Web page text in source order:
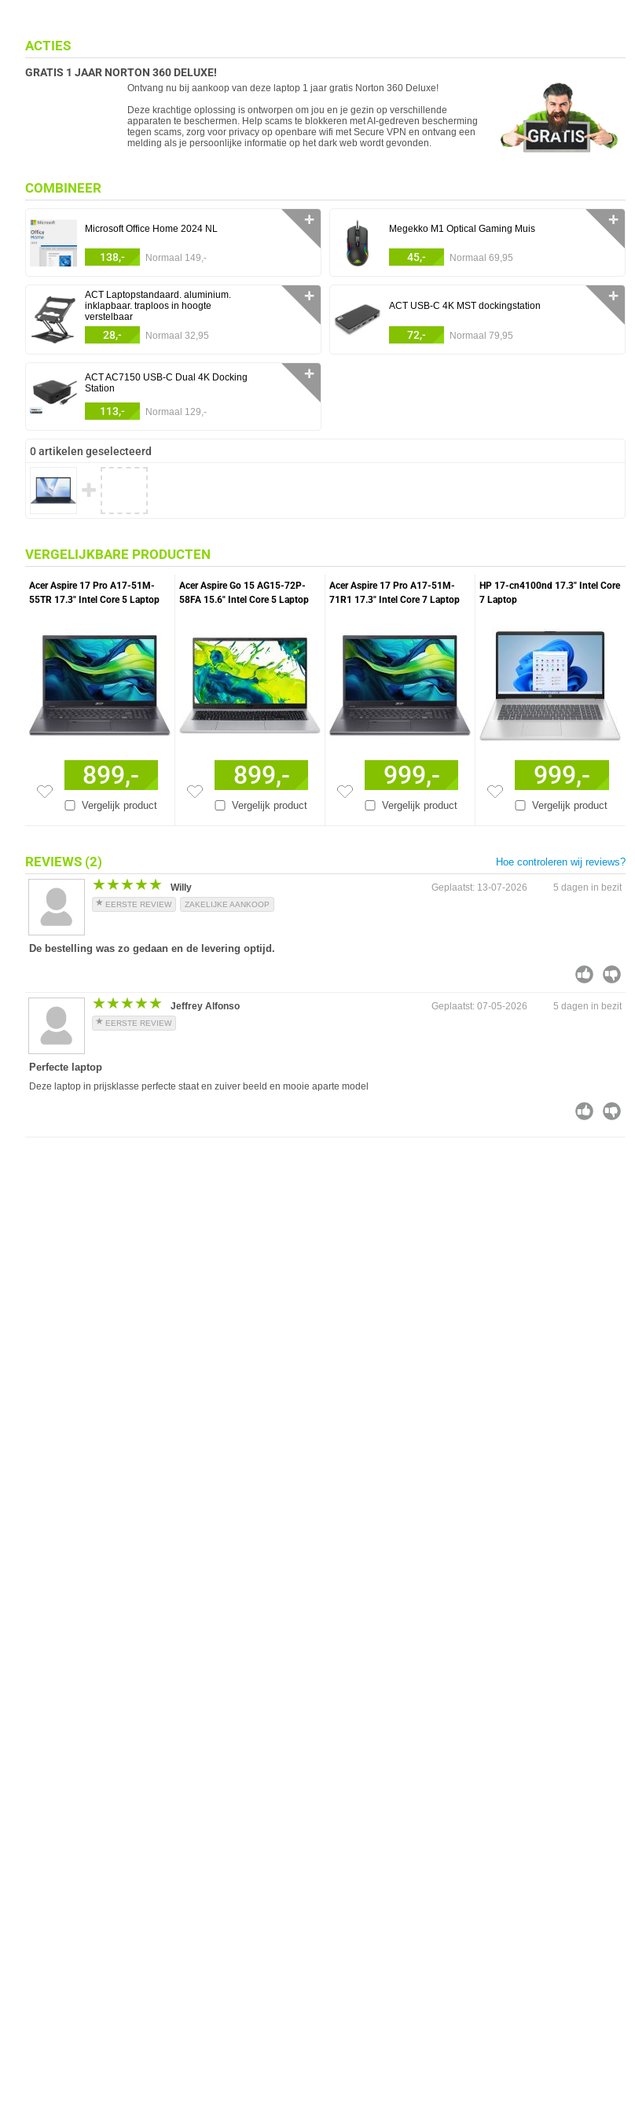
ACTIES
GRATIS 1 JAAR NORTON 360 DELUXE!
Ontvang nu bij aankoop van deze laptop 1 jaar gratis Norton 360 Deluxe!
Deze krachtige oplossing is ontworpen om jou en je gezin op verschillende
apparaten te beschermen. Help scams te blokkeren met AI-gedreven bescherming
tegen scams, zorg voor privacy op openbare wifi met Secure VPN en ontvang een
melding als je persoonlijke informatie op het dark web wordt gevonden.
COMBINEER
Microsoft Office Home 2024 NL
138,- Normaal 149,-
✛
Megekko M1 Optical Gaming Muis
45,- Normaal 69,95
✛
ACT Laptopstandaard. aluminium.
inklapbaar. traploos in hoogte
verstelbaar
28,- Normaal 32,95
✛
ACT USB-C 4K MST dockingstation
72,- Normaal 79,95
✛
ACT AC7150 USB-C Dual 4K Docking
Station
113,- Normaal 129,-
✛
0 artikelen geselecteerd
✚
VERGELIJKBARE PRODUCTEN
Acer Aspire 17 Pro A17-51M-
55TR 17.3" Intel Core 5 Laptop
Vergelijk product
899,-
Acer Aspire Go 15 AG15-72P-
58FA 15.6" Intel Core 5 Laptop
Vergelijk product
899,-
Acer Aspire 17 Pro A17-51M-
71R1 17.3" Intel Core 7 Laptop
Vergelijk product
999,-
HP 17-cn4100nd 17.3" Intel Core
7 Laptop
Vergelijk product
999,-
REVIEWS(2) Hoe controleren wij reviews?
★★★★★
★★★★★ Willy
EERSTE REVIEW ZAKELIJKE AANKOOP
Geplaatst: 13-07-2026 5 dagen in bezit
De bestelling was zo gedaan en de levering optijd.
★★★★★
★★★★★ Jeffrey Alfonso
EERSTE REVIEW
Geplaatst: 07-05-2026 5 dagen in bezit
Perfecte laptop
Deze laptop in prijsklasse perfecte staat en zuiver beeld en mooie aparte model